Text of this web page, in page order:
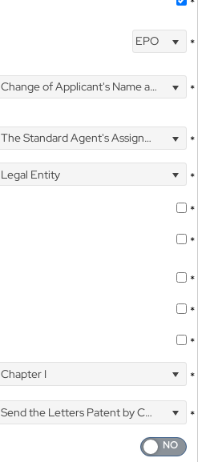
EPO *
Change of Applicant's Name and Address *
The Standard Agent's Assignment
*
Legal Entity
*
*
*
*
*
*
Chapter I *
Send the Letters Patent by Courier
*